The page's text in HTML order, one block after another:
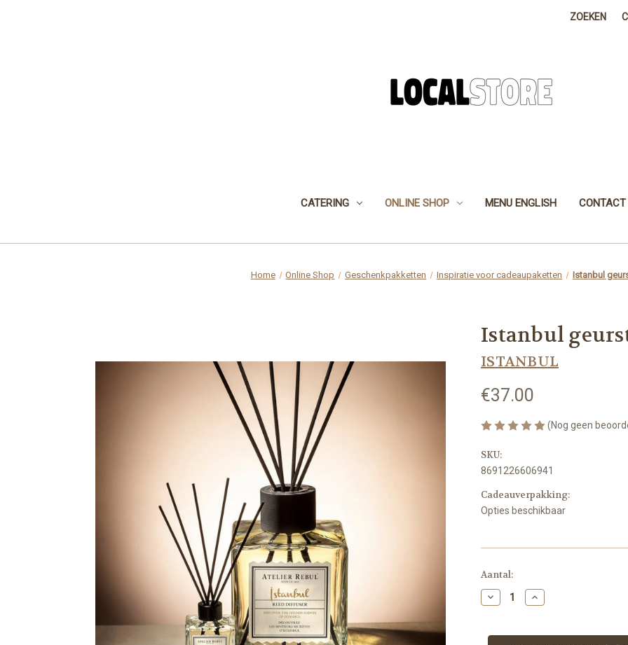
ZOEKEN
CATERING ONLINE SHOP MENU ENGLISH CONTACT
Home Online Shop Geschenkpakketten Inspiratie voor cadeaupaketten Istanbul
Istanbul
ISTANBUL
€37.00
(Nog geen
SKU:
8691226606941
Cadeauverpakking:
Opties beschikbaar
Huidige
voorraad:
Aantal:
Hoeveelheid
verlagen
geurstokjes
Hoeveelheid
verhogen
geurstokjes